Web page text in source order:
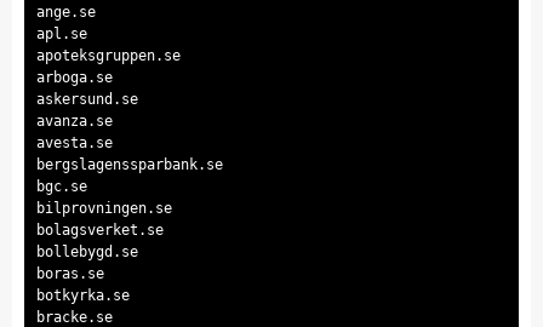
ange.se
apl.se
apoteksgruppen.se
arboga.se
askersund.se
avanza.se
avesta.se
bergslagenssparbank.se
bgc.se
bilprovningen.se
bolagsverket.se
bollebygd.se
boras.se
botkyrka.se
bracke.se